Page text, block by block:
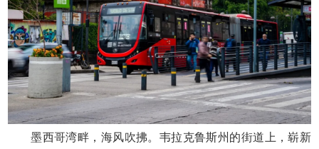
墨西哥湾畔，海风吹拂。韦拉克鲁斯州的街道上，崭新